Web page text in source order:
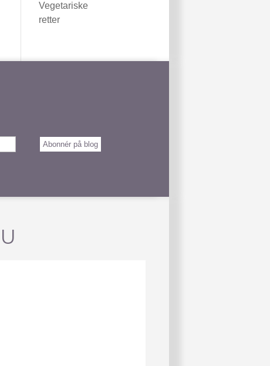
Vegetariske
retter
Abonnér på blog